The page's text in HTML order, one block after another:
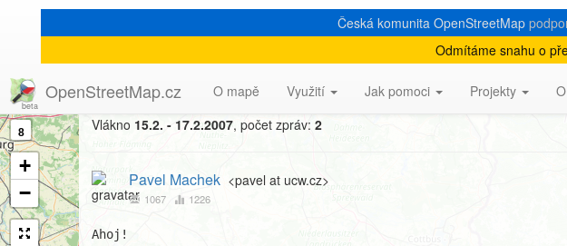
Česká komunita OpenStreetMap
Odmítáme snahu o
OpenStreetMap.cz O mapě Využití Jak pomoci Projekty
8
+
−
[Talk-cz] Openstreetmap: konzistence
Vlákno 15.2. - 17.2.2007, počet zpráv: 2
Pavel Machek <pavel at ucw.cz>
1067 1226
Ahoj!